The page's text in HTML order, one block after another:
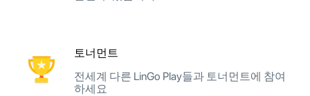
토너먼트
전세계 다른 LinGo Play들과 토너먼트에 참여
하세요